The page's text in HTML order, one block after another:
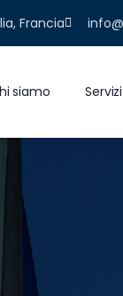
Francia
siamo